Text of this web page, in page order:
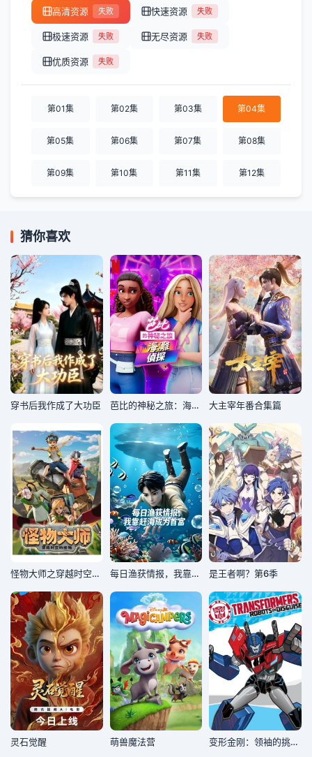
高清资源 失败 快速资源 失败
极速资源 失败 无尽资源 失败
优质资源 失败
第01集 第02集 第03集 第04集
第05集 第06集 第07集 第08集
第09集 第10集 第11集 第12集
猜你喜欢
穿书后我作成了大功臣 芭比的神秘之旅：海滩探案集国语版 大主宰年番合集篇
​怪物大师之穿越时空的怪物​ 每日渔获情报，我靠赶海成为首富 是王者啊？第6季
灵石觉醒 萌兽魔法营 变形金刚：领袖的挑战第二季